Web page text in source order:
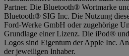
Partner. Die Bluetooth® Wortmarke
Bluetooth® SIG Inc. Die Nutzung
Ford-Werke GmbH oder zugehörige
Grundlage einer Lizenz. Die iPod®
Logos sind Eigentum der Apple Inc.
der jeweiligen Inhaber.